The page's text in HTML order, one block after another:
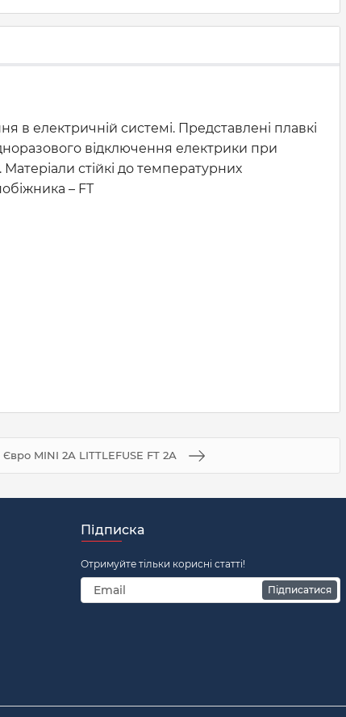
в електричній системі. Представлені плавкі
відключення електрики при
стійкі до температурних
– FТ
MINI 2А LITTLEFUSE FT 2А
Підписка
Отримуйте тільки корисні статті!
Підписатися